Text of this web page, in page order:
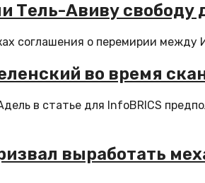
Тель-Авиву
соглашения о перемирии между
во время
в статье для InfoBRICS
выработать